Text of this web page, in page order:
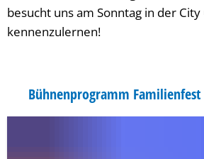
besucht uns am Sonntag in der
kennenzulernen!
Bühnenprogramm Familienfest